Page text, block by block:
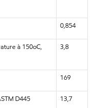
0,854
à 150oC,
3,8
169
D445 13,7